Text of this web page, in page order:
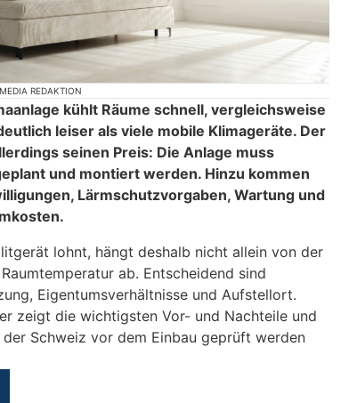
REDAKTION
kühlt Räume schnell, vergleichsweise
leiser als viele mobile Klimageräte. Der
seinen Preis: Die Anlage muss
und montiert werden. Hinzu kommen
Lärmschutzvorgaben, Wartung und
lohnt, hängt deshalb nicht allein von der
ab. Entscheidend sind
Eigentumsverhältnisse und Aufstellort.
zeigt die wichtigsten Vor- und Nachteile und
Schweiz vor dem Einbau geprüft werden